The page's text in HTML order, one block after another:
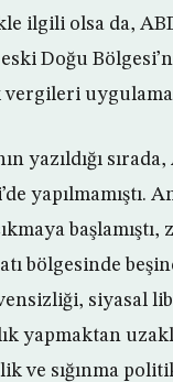
ilgili olsa da,
Doğu
yazıldığı
bölgesinde
siyasal
yapmaktan
ve sığınma